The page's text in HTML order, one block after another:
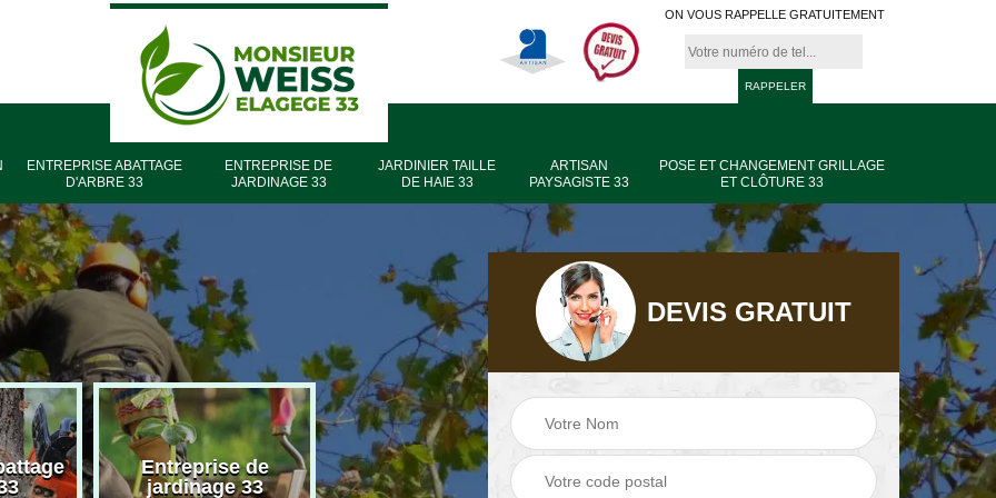
ON VOUS RAPPELLE GRATUITEMENT
ENTREPRISE ABATTAGE
D'ARBRE 33
ENTREPRISE DE
JARDINAGE 33
JARDINIER TAILLE
DE HAIE 33
ARTISAN
PAYSAGISTE 33
POSE ET CHANGEMENT GRILLAGE
ET CLÔTURE 33
Entreprise de
jardinage 33
Entreprise élagage
33
haie 33
Artisan paysagiste
33
DEVIS GRATUIT